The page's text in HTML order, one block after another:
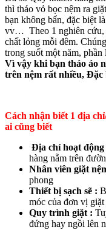
thì tháo vỏ bọc nệm ra
bạn không bẩn, đặc biệt
vv… Theo 1 nghiên cứu,
chất lỏng mỗi đêm.
trong suốt một năm,
Vì vậy khi bạn tháo áo
trên nệm rất nhiều, Đặc
Cách nhận biết 1 địa
ai cũng biết
Địa chỉ hoạt
hàng nằm trên
Nhân viên giặt
phong
Thiết bị sạch sẽ :
móc của đơn vị
Quy trình giặt :
đứng hay ngồi lên